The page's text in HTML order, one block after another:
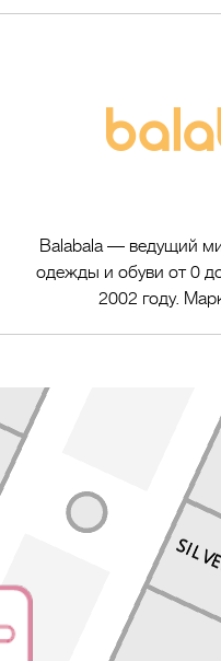
Balabala — ведущий
одежды и обуви от 0
2002 году.
Перейти